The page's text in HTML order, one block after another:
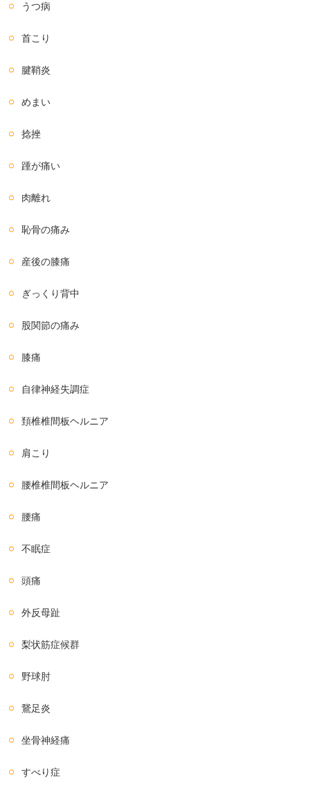
うつ病
首こり
腱鞘炎
めまい
捻挫
踵が痛い
肉離れ
恥骨の痛み
産後の膝痛
ぎっくり背中
股関節の痛み
膝痛
自律神経失調症
頚椎椎間板ヘルニア
肩こり
腰椎椎間板ヘルニア
腰痛
不眠症
頭痛
外反母趾
梨状筋症候群
野球肘
鵞足炎
坐骨神経痛
すべり症